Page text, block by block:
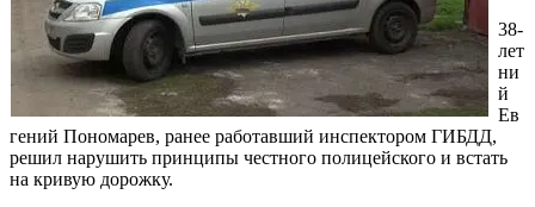
38-
лет
ни
й
Ев
гений Пономарев, ранее работавший инспектором ГИБДД,
решил нарушить принципы честного полицейского и встать
на кривую дорожку.